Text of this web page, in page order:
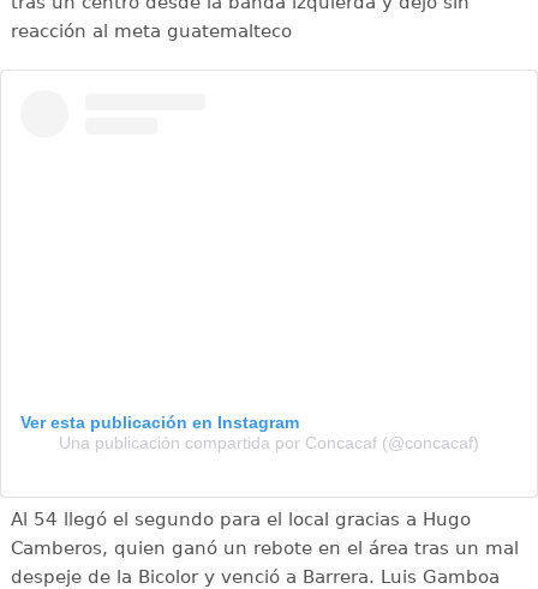
reacción al meta guatemalteco
Ver esta publicación en Instagram
Una publicación compartida por Concacaf (@concacaf)
Al 54 llegó el segundo para el local gracias a Hugo
Camberos, quien ganó un rebote en el área tras un mal
despeje de la Bicolor y venció a Barrera. Luis Gamboa